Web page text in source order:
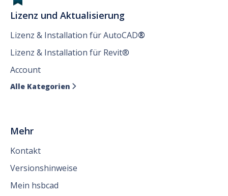
Lizenz und Aktualisierung
Lizenz & Installation für AutoCAD®
Lizenz & Installation für Revit®
Account
Alle Kategorien 
Mehr
Kontakt
Versionshinweise
Mein hsbcad